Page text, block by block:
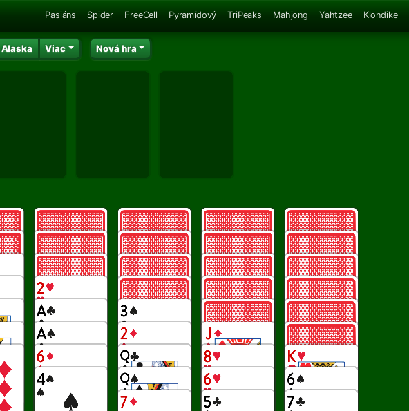
Pasiáns Spider FreeCell Pyramídový TriPeaks Mahjong Yahtzee Klondike
Alaska Viac Nová hra